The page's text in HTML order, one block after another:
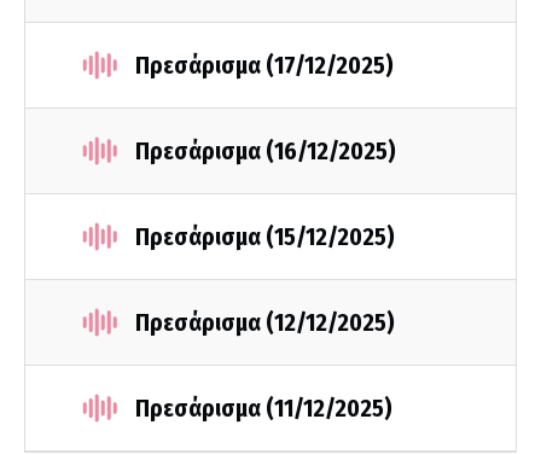
Πρεσάρισμα (17/12/2025)
Πρεσάρισμα (16/12/2025)
Πρεσάρισμα (15/12/2025)
Πρεσάρισμα (12/12/2025)
Πρεσάρισμα (11/12/2025)